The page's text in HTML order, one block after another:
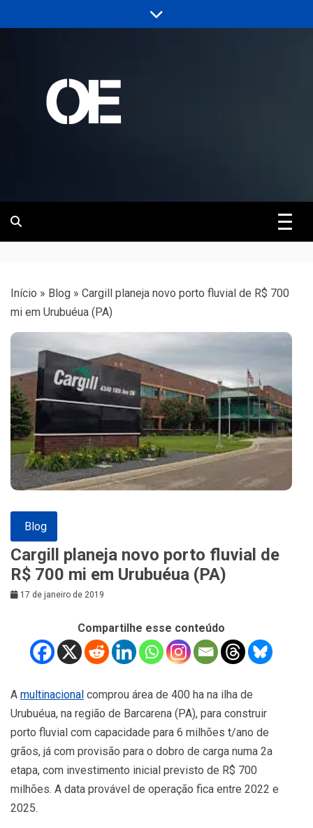
to
Revista | O
Empreiteiro
Início » Blog » Cargill planeja novo porto fluvial de R$ 700
mi em Urubuéua (PA)
Blog
Cargill planeja novo porto fluvial de
R$ 700 mi em Urubuéua (PA)
17 de janeiro de 2019
Compartilhe esse conteúdo
A multinacional comprou área de 400 ha na ilha de
Urubuéua, na região de Barcarena (PA), para construir
porto fluvial com capacidade para 6 milhões t/ano de
grãos, já com provisão para o dobro de carga numa 2a
etapa, com investimento inicial previsto de R$ 700
milhões. A data provável de operação fica entre 2022 e
2025.